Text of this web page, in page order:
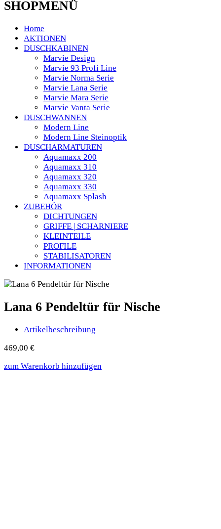
SHOPMENÜ
Home
AKTIONEN
DUSCHKABINEN
Marvie Design
Marvie 93 Profi Line
Marvie Norma Serie
Marvie Lana Serie
Marvie Mara Serie
Marvie Vanta Serie
DUSCHWANNEN
Modern Line
Modern Line Steinoptik
DUSCHARMATUREN
Aquamaxx 200
Aquamaxx 310
Aquamaxx 320
Aquamaxx 330
Aquamaxx Splash
ZUBEHÖR
DICHTUNGEN
GRIFFE | SCHARNIERE
KLEINTEILE
PROFILE
STABILISATOREN
INFORMATIONEN
Lana 6 Pendeltür für Nische
Artikelbeschreibung
469,00 €
zum Warenkorb hinzufügen